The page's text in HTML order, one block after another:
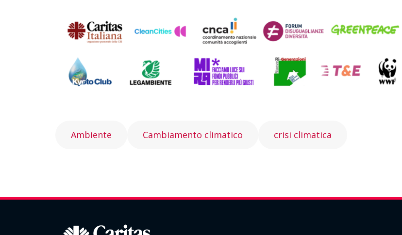
Ambiente Cambiamento climatico crisi climatica